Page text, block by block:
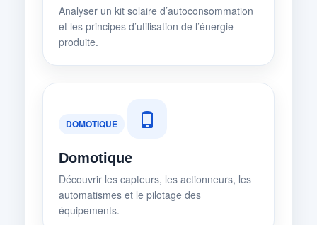
Analyser un kit solaire d’autoconsommation
et les principes d’utilisation de l’énergie
produite.
DOMOTIQUE
Domotique
Découvrir les capteurs, les actionneurs, les
automatismes et le pilotage des
équipements.